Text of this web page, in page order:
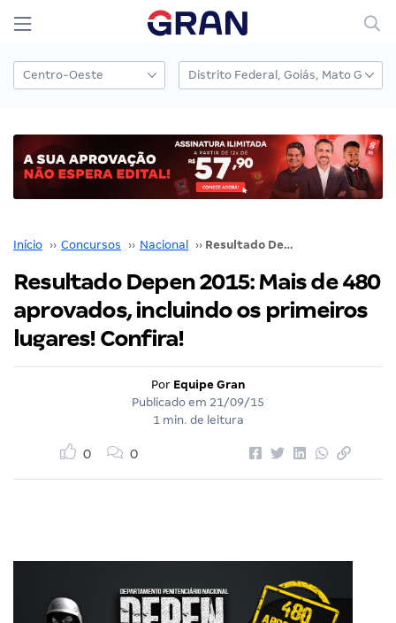
Início ›› Concursos ›› Nacional ›› Resultado Depen 2015: Mais de 480 aprovados, incluindo os primeiros lugares! Confira!
Resultado Depen 2015: Mais de 480
aprovados, incluindo os primeiros
lugares! Confira!
Por Equipe Gran
Publicado em 21/09/15
1 min. de leitura
0 0